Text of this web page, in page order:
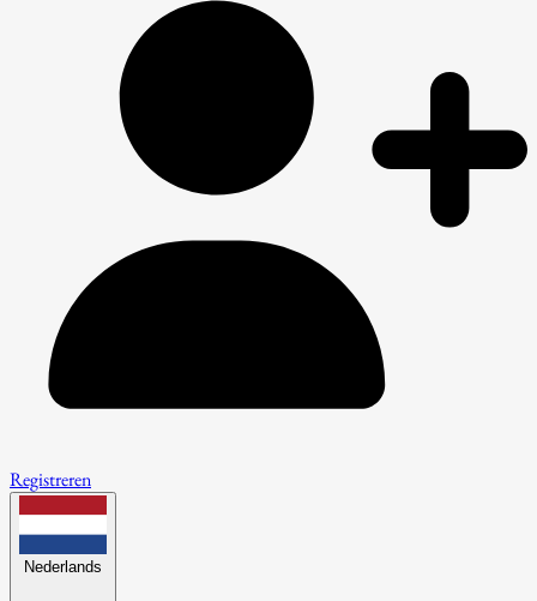
Registreren
Nederlands